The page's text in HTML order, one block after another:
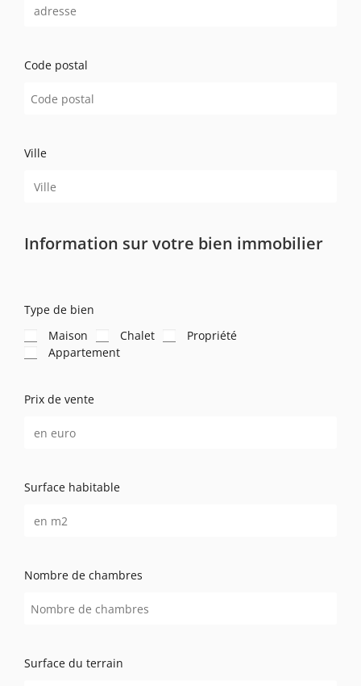
Code postal
Ville
Information sur votre bien immobilier
Type de bien
Maison
Chalet
Propriété
Appartement
Prix de vente
Surface habitable
Nombre de chambres
Surface du terrain